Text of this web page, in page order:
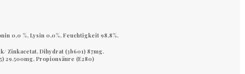
0,0 %, Lysin 0,0%, Feuchtigkeit 98,8%.
Zinkacetat, Dihydrat (3b601) 87mg.
29.500mg, Propionsäure (E280)